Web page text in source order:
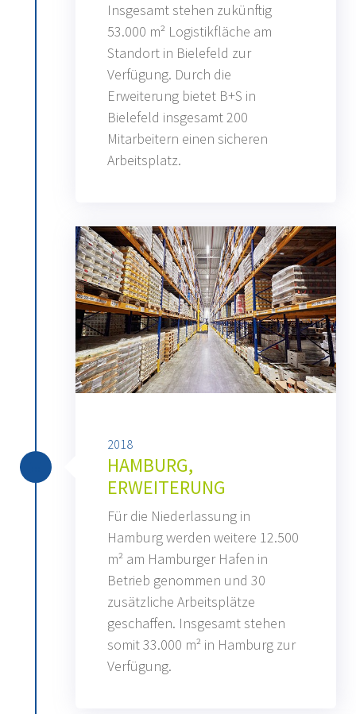
Insgesamt stehen zukünftig
53.000 m² Logistikfläche am
Standort in Bielefeld zur
Verfügung. Durch die
Erweiterung bietet B+S in
Bielefeld insgesamt 200
Mitarbeitern einen sicheren
Arbeitsplatz.
2018
HAMBURG,
ERWEITERUNG
Für die Niederlassung in
Hamburg werden weitere 12.500
m² am Hamburger Hafen in
Betrieb genommen und 30
zusätzliche Arbeitsplätze
geschaffen. Insgesamt stehen
somit 33.000 m² in Hamburg zur
Verfügung.